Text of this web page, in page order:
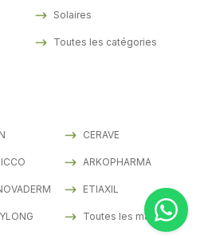
CERAVE
ARKOPHARMA
ETIAXIL
Toutes les marques
Solaires
Toutes les catégories